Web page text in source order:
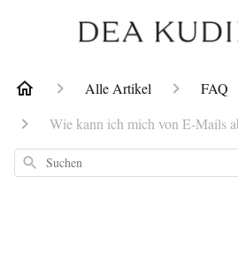
Alle Artikel
FAQ
Wie kann ich mich von E-Mails
Suchen